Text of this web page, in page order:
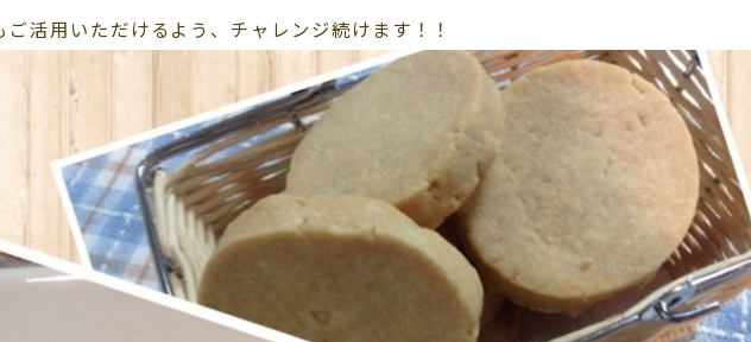
活用いただけるよう、チャレンジ続けます！！